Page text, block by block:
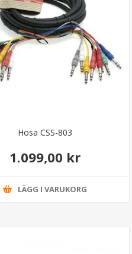
Hosa CSS-803
1.099,00 kr
LÄGG I VARUKORG